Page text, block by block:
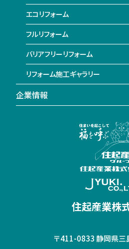
エコリフォーム
フルリフォーム
バリアフリーリフォーム
リフォーム施工ギャラリー
企業情報
住起産業株
〒411-0833静岡県三